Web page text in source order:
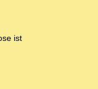
ist